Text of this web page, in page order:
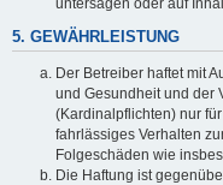
untersagen oder auf
5. GEWÄHRLEISTUNG
Der Betreiber haftet mit
und Gesundheit und der
(Kardinalpflichten) nur
fahrlässiges Verhalten
Folgeschäden wie
Die Haftung ist